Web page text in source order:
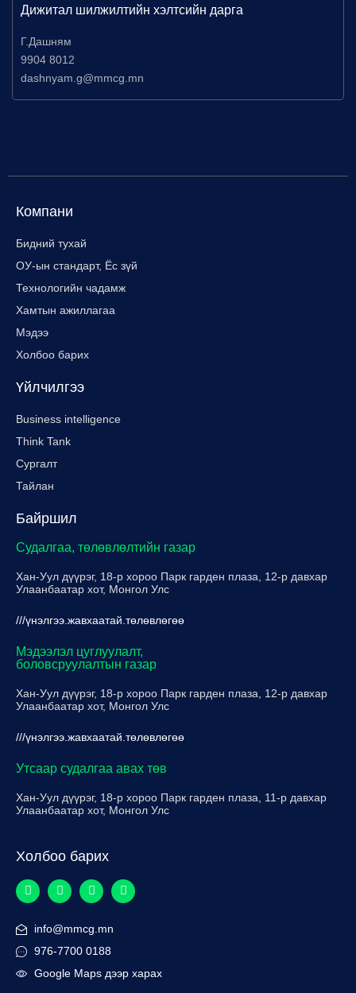
Дижитал шилжилтийн хэлтсийн дарга
Г.Дашням
9904 8012
dashnyam.g@mmcg.mn
Компани
Бидний тухай
ОУ-ын стандарт, Ёс зүй
Технологийн чадамж
Хамтын ажиллагаа
Мэдээ
Холбоо барих
Үйлчилгээ
Business intelligence
Think Tank
Сургалт
Тайлан
Байршил
Судалгаа, төлөвлөлтийн газар
Хан-Уул дүүрэг, 18-р хороо Парк гарден плаза, 12-р давхар
Улаанбаатар хот, Монгол Улс
///үнэлгээ.жавхаатай.төлөвлөгөө
Мэдээлэл цуглуулалт,
боловсруулалтын газар
Хан-Уул дүүрэг, 18-р хороо Парк гарден плаза, 12-р давхар
Улаанбаатар хот, Монгол Улс
///үнэлгээ.жавхаатай.төлөвлөгөө
Утсаар судалгаа авах төв
Хан-Уул дүүрэг, 18-р хороо Парк гарден плаза, 11-р давхар
Улаанбаатар хот, Монгол Улс
Холбоо барих
info@mmcg.mn
976-7700 0188
Google Maps дээр харах